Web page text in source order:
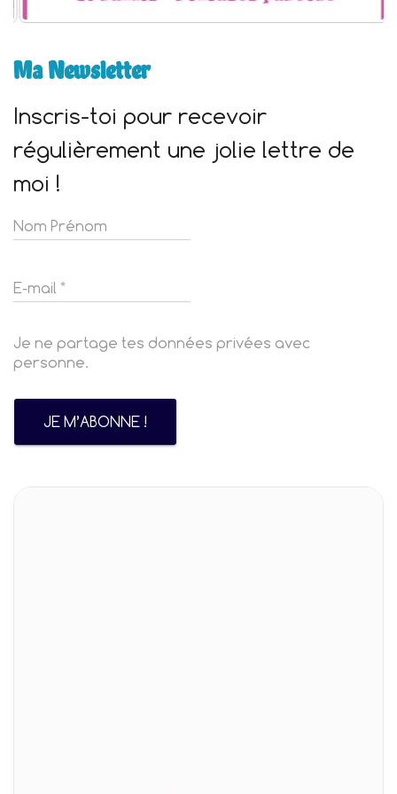
Ma Newsletter
Inscris-toi pour recevoir
régulièrement une jolie lettre de
moi !
Je ne partage tes données privées avec
personne.